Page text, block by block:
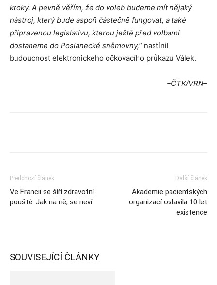
kroky. A pevně věřím, že do voleb budeme mít nějaký
nástroj, který bude aspoň částečně fungovat, a také
připravenou legislativu, kterou ještě před volbami
dostaneme do Poslanecké sněmovny,“nastínil
budoucnost elektronického očkovacího průkazu Válek.
–ČTK/VRN–
Předchozí článek
Ve Francii se šíří zdravotní
pouště. Jak na ně, se neví
Další článek
Akademie pacientských
organizací oslavila 10 let
existence
SOUVISEJÍCÍ ČLÁNKY